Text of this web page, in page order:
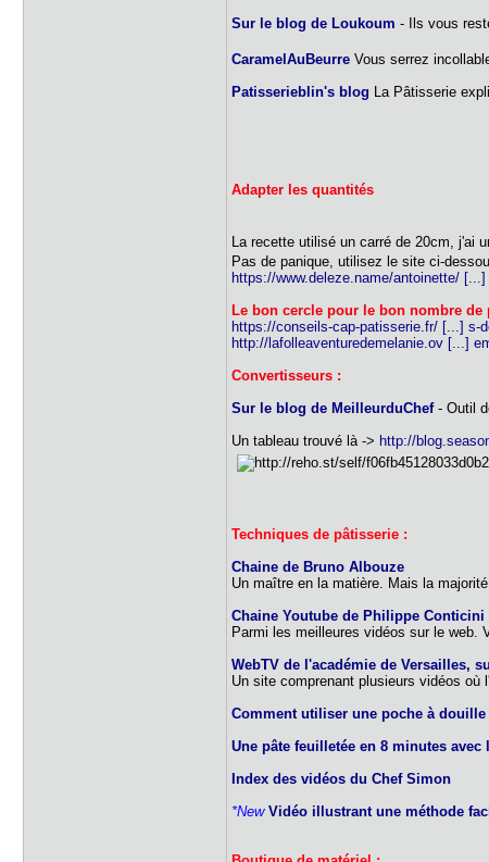
Sur le blog de Loukoum - Ils vous
CaramelAuBeurre Vous serrez
Patisserieblin's blog La Pâtisserie
Adapter les quantités
La recette utilisé un carré de 20cm, j'ai
Pas de panique, utilisez le site ci-
https://www.deleze.name/antoinette/
Le bon cercle pour le bon nombre de
https://conseils-cap-patisserie.fr/ [...] s-
http://lafolleaventuredemelanie.ov [...]
Convertisseurs :
Sur le blog de MeilleurduChef- Outil
Un tableau trouvé là -> http://
Techniques de pâtisserie :
Chaine de Bruno Albouze
Un maître en la matière. Mais la
Chaine Youtube de Philippe Conticini
Parmi les meilleures vidéos sur le web.
WebTV de l'académie de Versailles,
Un site comprenant plusieurs vidéos où
Comment utiliser une poche à
Une pâte feuilletée en 8 minutes avec
Index des vidéos du Chef Simon
*New Vidéo illustrant une méthode